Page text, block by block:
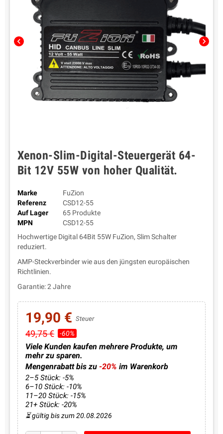
chevron_left chevron_right
Xenon-Slim-Digital-Steuergerät 64-
Bit 12V 55W von hoher Qualität.
Marke
FuZion
Referenz
CSD12-55
Auf Lager
65 Produkte
MPN
CSD12-55
Hochwertige Digital 64Bit 55W FuZion, Slim Schalter
reduziert.
AMP-Steckverbinder wie aus den jüngsten europäischen
Richtlinien.
Garantie: 2 Jahre
19,90 €Steuer
49,75 € -60%
Viele Kunden kaufen mehrere Produkte, um
mehr zu sparen.
Mengenrabatt bis zu-20% im Warenkorb
2–5 Stück: -5%
6–10 Stück: -10%
11–20 Stück: -15%
21+ Stück: -20%
⏳ gültig bis zum 20.08.2026